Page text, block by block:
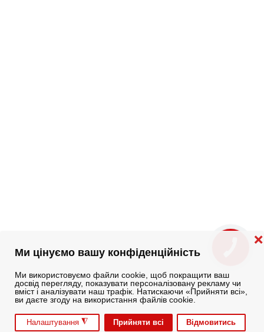
Ми цінуємо вашу конфіденційність
Ми використовуємо файли cookie, щоб покращити ваш
досвід перегляду, показувати персоналізовану рекламу чи
вміст і аналізувати наш трафік. Натискаючи «Прийняти всі»,
ви даєте згоду на використання файлів cookie.
Налаштування ◮ Прийняти всі Відмовитись
❌